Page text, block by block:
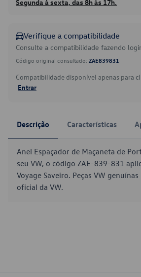
Segunda à sexta, das 8h às 17h.
Verifique a compatibilidade
Consulte a compatibilidade fazendo
Código original consultado: ZAE839831
Compatibilidade disponível apenas para
Entrar
Descrição Características
Anel Espaçador de Maçaneta de
seu VW, o código ZAE-839-831
Voyage Saveiro. Peças VW
oficial da VW.